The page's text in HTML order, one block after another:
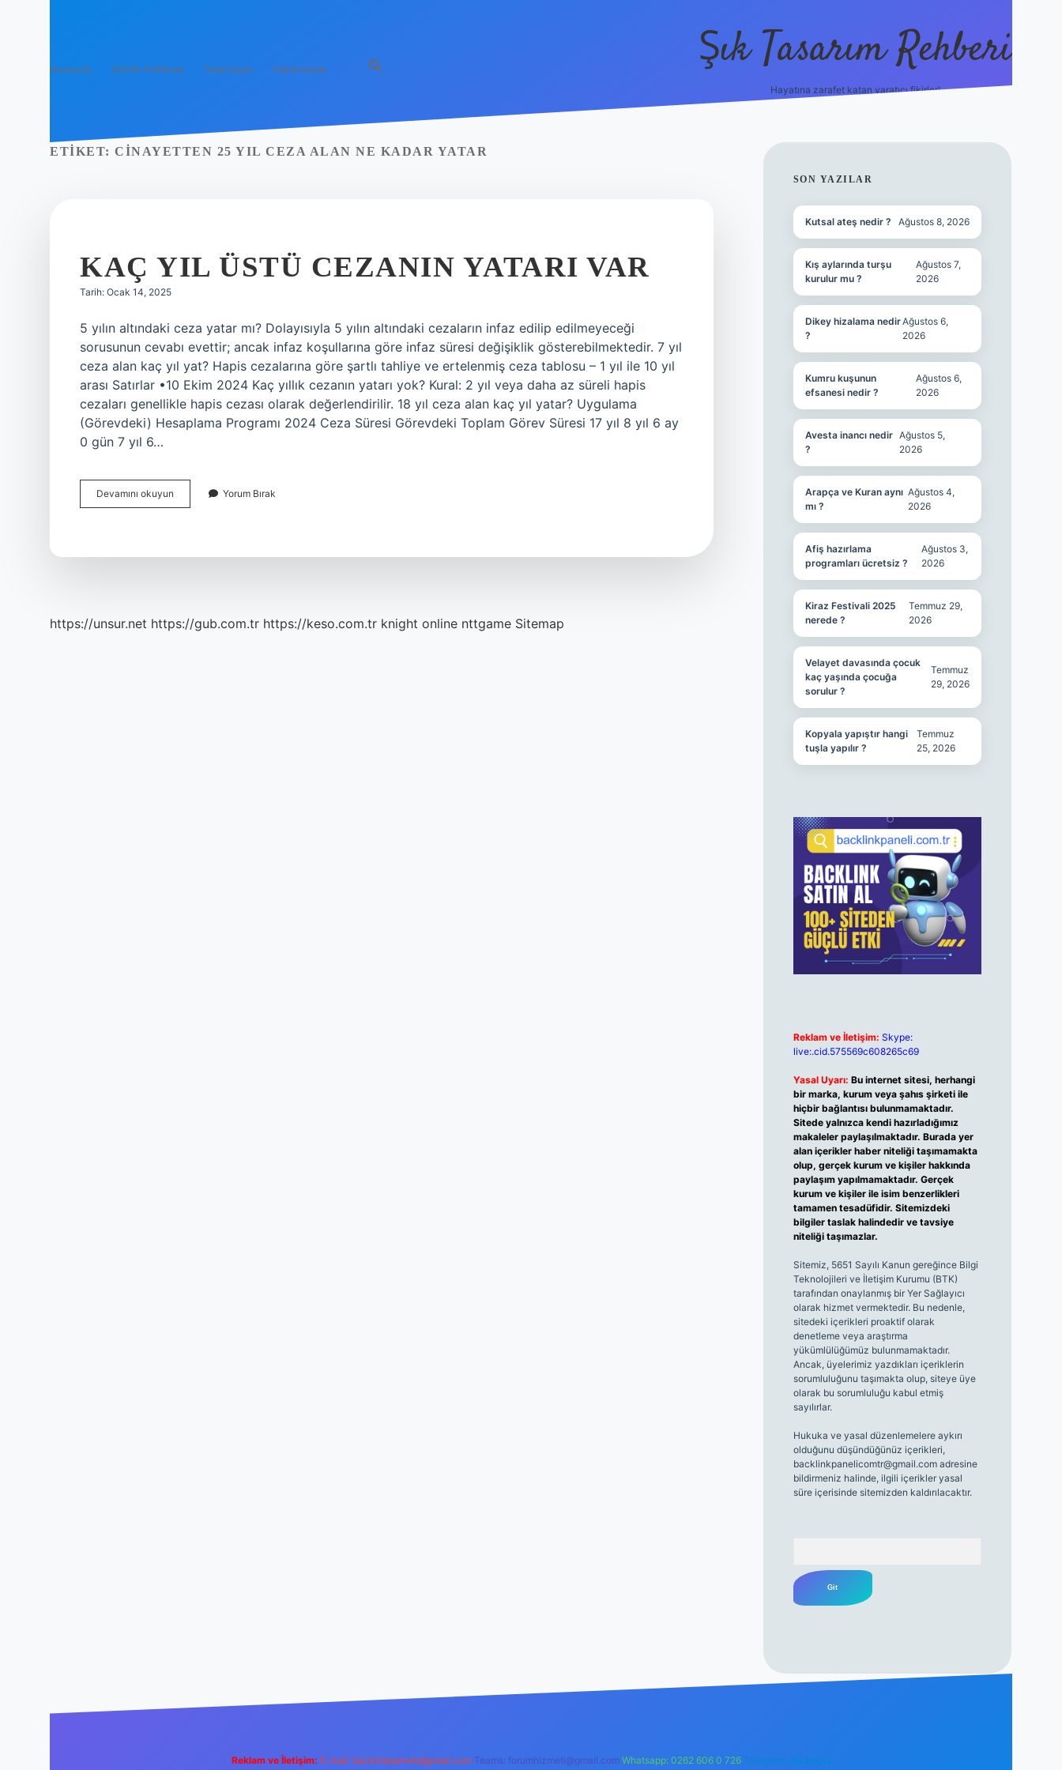
Anasayfa Gizlilik Politikası Yasal Uyarı Hakkımızda Şık Tasarım Rehberi
Hayatına zarafet katan yaratıcı fikirler!
ETIKET: CINAYETTEN 25 YIL CEZA ALAN NE KADAR YATAR
KAÇ YIL ÜSTÜ CEZANIN YATARI VAR
Tarih: Ocak 14, 2025
5 yılın altındaki ceza yatar mı? Dolayısıyla 5 yılın altındaki cezaların infaz edilip edilmeyeceği
sorusunun cevabı evettir; ancak infaz koşullarına göre infaz süresi değişiklik gösterebilmektedir. 7 yıl
ceza alan kaç yıl yat? Hapis cezalarına göre şartlı tahliye ve ertelenmiş ceza tablosu – 1 yıl ile 10 yıl
arası Satırlar •10 Ekim 2024 Kaç yıllık cezanın yatarı yok? Kural: 2 yıl veya daha az süreli hapis
cezaları genellikle hapis cezası olarak değerlendirilir. 18 yıl ceza alan kaç yıl yatar? Uygulama
(Görevdeki) Hesaplama Programı 2024 Ceza Süresi Görevdeki Toplam Görev Süresi 17 yıl 8 yıl 6 ay
0 gün 7 yıl 6…
Devamını okuyun
Yıl
Yorum Bırak
https://unsur.net https://gub.com.tr https://keso.com.tr knight online nttgame Sitemap
SIDEBAR
SON YAZILAR
Kutsal ateş nedir ? Ağustos 8, 2026
Kış aylarında turşu
kurulur mu ?
Ağustos 7,
2026
Dikey hizalama nedir
?
Ağustos 6,
2026
Kumru kuşunun
efsanesi nedir ?
Ağustos 6,
2026
Avesta inancı nedir
?
Ağustos 5,
2026
Arapça ve Kuran aynı
mı ?
Ağustos 4,
2026
Afiş hazırlama
programları ücretsiz ?
Ağustos 3,
2026
Kiraz Festivali 2025
nerede ?
Temmuz 29,
2026
Velayet davasında çocuk
kaç yaşında çocuğa
sorulur ?
Temmuz
29, 2026
Kopyala yapıştır hangi
tuşla yapılır ?
Temmuz
25, 2026
Reklam ve İletişim: Skype:
live:.cid.575569c608265c69
Yasal Uyarı: Bu internet sitesi, herhangi
bir marka, kurum veya şahıs şirketi ile
hiçbir bağlantısı bulunmamaktadır.
Sitede yalnızca kendi hazırladığımız
makaleler paylaşılmaktadır. Burada yer
alan içerikler haber niteliği taşımamakta
olup, gerçek kurum ve kişiler hakkında
paylaşım yapılmamaktadır. Gerçek
kurum ve kişiler ile isim benzerlikleri
tamamen tesadüfidir. Sitemizdeki
bilgiler taslak halindedir ve tavsiye
niteliği taşımazlar.
Sitemiz, 5651 Sayılı Kanun gereğince Bilgi
Teknolojileri ve İletişim Kurumu (BTK)
tarafından onaylanmış bir Yer Sağlayıcı
olarak hizmet vermektedir. Bu nedenle,
sitedeki içerikleri proaktif olarak
denetleme veya araştırma
yükümlülüğümüz bulunmamaktadır.
Ancak, üyelerimiz yazdıkları içeriklerin
sorumluluğunu taşımakta olup, siteye üye
olarak bu sorumluluğu kabul etmiş
sayılırlar.
Hukuka ve yasal düzenlemelere aykırı
olduğunu düşündüğünüz içerikleri,
backlinkpanelicomtr@gmail.comadresine
bildirmeniz halinde, ilgili içerikler yasal
süre içerisinde sitemizden kaldırılacaktır.
vdcasino giriş
Reklam ve İletişim: E-mail: backlinkpaneli@gmail.com Teams: forumhizmeti@gmail.com Whatsapp: 0262 606 0 726 Telegram: @karabul